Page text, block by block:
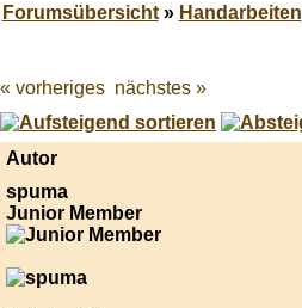
Forumsübersicht» Handarbeiten
Best
online
live
casino
« vorheriges nächstes »
Autor
spuma
Junior Member